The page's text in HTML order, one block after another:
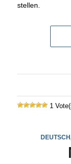
stellen.
1
DEUTSCH